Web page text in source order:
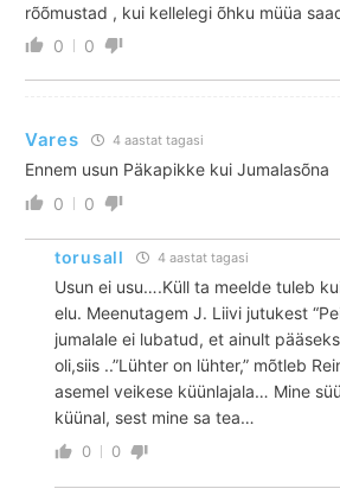
rõõmustad , kui kellelegi õhku müüa
0
0
Vares 4 aastat tagasi
Ennem usun Päkapikke kui Jumalasõna
0
0
torusall 4 aastat tagasi
Usun ei usu….Küll ta meelde tuleb
elu. Meenutagem J. Liivi jutukest
jumalale ei lubatud, et ainult
oli,siis ..”Lühter on lühter,” mõtleb
asemel veikese küünlajala… Mine
küünal, sest mine sa tea…
0 0